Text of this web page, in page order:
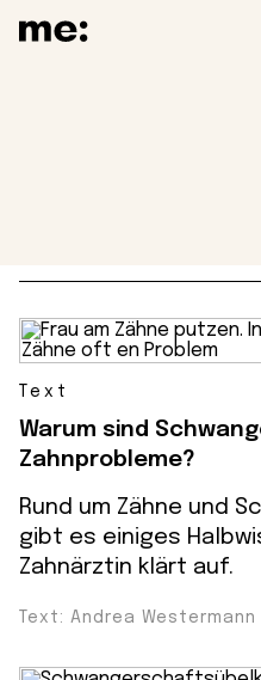
Text
Warum sind
Zahnprobleme?
Rund um Zähne und
gibt es einiges
Zahnärztin klärt auf.
Text: Andrea Westermann